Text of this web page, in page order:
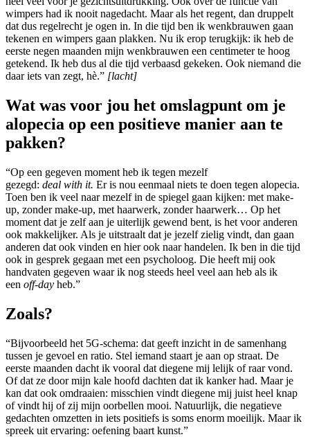
wimpers had ik nooit nagedacht. Maar als het regent, dan druppelt
dat dus regelrecht je ogen in. In die tijd ben ik wenkbrauwen gaan
tekenen en wimpers gaan plakken. Nu ik erop terugkijk: ik heb de
eerste negen maanden mijn wenkbrauwen een centimeter te hoog
getekend. Ik heb dus al die tijd verbaasd gekeken. Ook niemand die
daar iets van zegt, hè.” [lacht]
Wat was voor jou het omslagpunt om je
alopecia op een positieve manier aan te
pakken?
“Op een gegeven moment heb ik tegen mezelf
gezegd: deal with it. Er is nou eenmaal niets te doen tegen alopecia.
Toen ben ik veel naar mezelf in de spiegel gaan kijken: met make-
up, zonder make-up, met haarwerk, zonder haarwerk… Op het
moment dat je zelf aan je uiterlijk gewend bent, is het voor anderen
ook makkelijker. Als je uitstraalt dat je jezelf zielig vindt, dan gaan
anderen dat ook vinden en hier ook naar handelen. Ik ben in die tijd
ook in gesprek gegaan met een psycholoog. Die heeft mij ook
handvaten gegeven waar ik nog steeds heel veel aan heb als ik
een off-day heb.”
Zoals?
“Bijvoorbeeld het 5G-schema: dat geeft inzicht in de samenhang
tussen je gevoel en ratio. Stel iemand staart je aan op straat. De
eerste maanden dacht ik vooral dat diegene mij lelijk of raar vond.
Of dat ze door mijn kale hoofd dachten dat ik kanker had. Maar je
kan dat ook omdraaien: misschien vindt diegene mij juist heel knap
of vindt hij of zij mijn oorbellen mooi. Natuurlijk, die negatieve
gedachten omzetten in iets positiefs is soms enorm moeilijk. Maar ik
spreek uit ervaring: oefening baart kunst.”